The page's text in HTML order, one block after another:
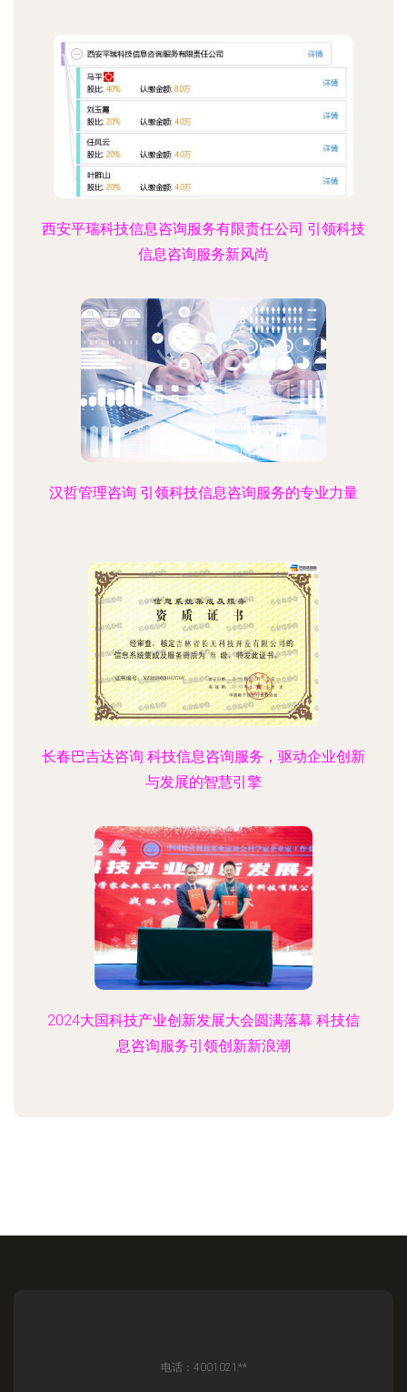
西安平瑞科技信息咨询服务有限责任公司 引领科技
信息咨询服务新风尚
汉哲管理咨询 引领科技信息咨询服务的专业力量
长春巴吉达咨询 科技信息咨询服务，驱动企业创新
与发展的智慧引擎
2024大国科技产业创新发展大会圆满落幕 科技信
息咨询服务引领创新新浪潮
电话：4001021**